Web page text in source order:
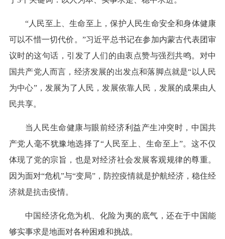
“人民至上、生命至上，保护人民生命安全和身体健康
可以不惜一切代价。”习近平总书记在参加内蒙古代表团审
议时的这句话，引发了人们的由衷点赞与强烈共鸣。对中
国共产党人而言，经济发展的出发点和落脚点就是“以人民
为中心”，发展为了人民，发展依靠人民，发展的成果由人
民共享。
当人民生命健康与眼前经济利益产生冲突时，中国共
产党人毫不犹豫地选择了“人民至上、生命至上”。这不仅
体现了党的宗旨，也是对经济社会发展客观规律的尊重。
因为面对“危机”与“变局”，防控疫情就是护航经济，稳住经
济就是抗击疫情。
中国经济化危为机、化险为夷的底气，还在于中国能
够实事求是地面对各种困难和挑战。